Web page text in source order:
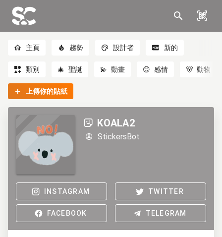
主頁 趨勢 設計者 新的
類別 🎄 聖誕 💫 動畫 😊 感情 🐻 動物
上傳你的貼紙
KOALA2
StickersBot
INSTAGRAM TWITTER
FACEBOOK TELEGRAM